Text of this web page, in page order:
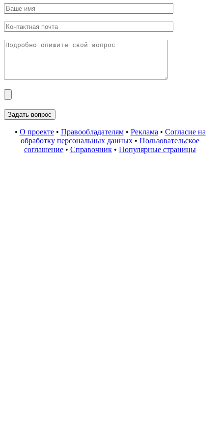
• О проекте• Правообладателям• Реклама • Согласие на
обработку персональных данных • Пользовательское
соглашение • Справочник • Популярные страницы